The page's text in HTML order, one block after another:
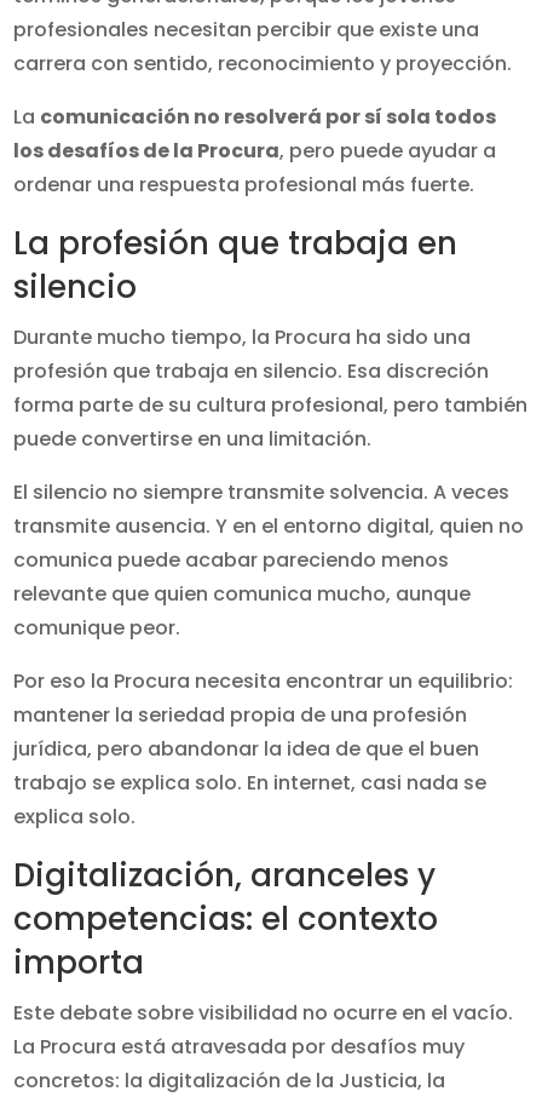
profesionales necesitan percibir que existe una
carrera con sentido, reconocimiento y proyección.
La comunicación no resolverá por sí sola todos
los desafíos de la Procura, pero puede ayudar a
ordenar una respuesta profesional más fuerte.
La profesión que trabaja en
silencio
Durante mucho tiempo, la Procura ha sido una
profesión que trabaja en silencio. Esa discreción
forma parte de su cultura profesional, pero también
puede convertirse en una limitación.
El silencio no siempre transmite solvencia. A veces
transmite ausencia. Y en el entorno digital, quien no
comunica puede acabar pareciendo menos
relevante que quien comunica mucho, aunque
comunique peor.
Por eso la Procura necesita encontrar un equilibrio:
mantener la seriedad propia de una profesión
jurídica, pero abandonar la idea de que el buen
trabajo se explica solo. En internet, casi nada se
explica solo.
Digitalización, aranceles y
competencias: el contexto
importa
Este debate sobre visibilidad no ocurre en el vacío.
La Procura está atravesada por desafíos muy
concretos: la digitalización de la Justicia, la